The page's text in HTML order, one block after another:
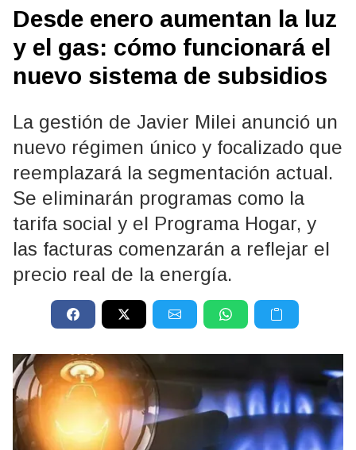
Desde enero aumentan la luz
y el gas: cómo funcionará el
nuevo sistema de subsidios
La gestión de Javier Milei anunció un
nuevo régimen único y focalizado que
reemplazará la segmentación actual.
Se eliminarán programas como la
tarifa social y el Programa Hogar, y
las facturas comenzarán a reflejar el
precio real de la energía.